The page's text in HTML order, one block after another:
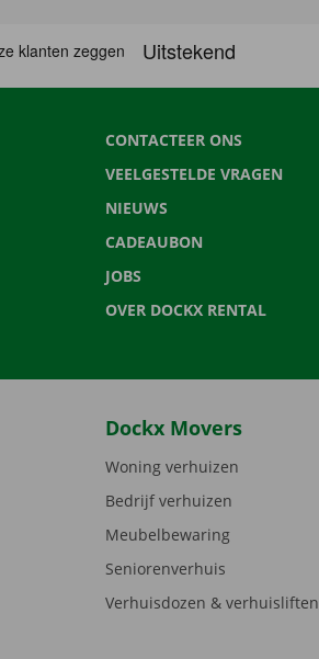
CONTACTEER ONS
VEELGESTELDE VRAGEN
NIEUWS
CADEAUBON
JOBS
OVER DOCKX RENTAL
Dockx Movers
Woning verhuizen
Bedrijf verhuizen
Meubelbewaring
Seniorenverhuis
Verhuisdozen & verhuisliften